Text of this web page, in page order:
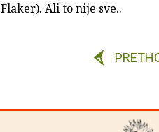
Flaker). Ali to nije sve..